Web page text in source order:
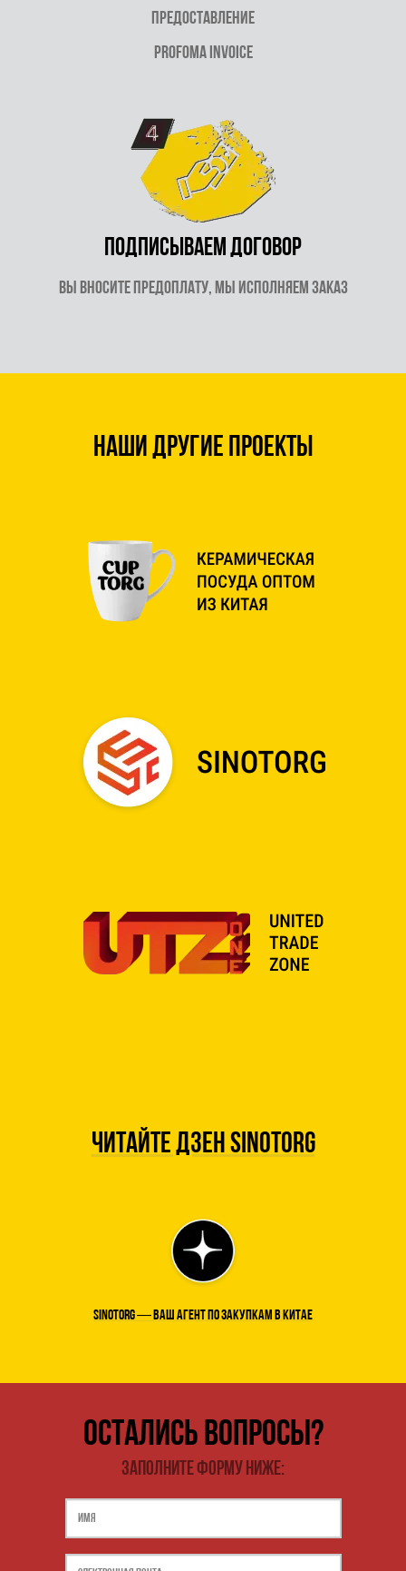
предоставление
Profoma Invoice
Подписываем договор
вы вносите предоплату, мы исполняем заказ
Наши другие проекты
Читайте дзен SINOTORG
SINOTORG — Ваш агент по закупкам в Китае
Остались вопросы?
Заполните форму ниже: